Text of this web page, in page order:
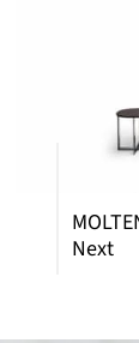
Next